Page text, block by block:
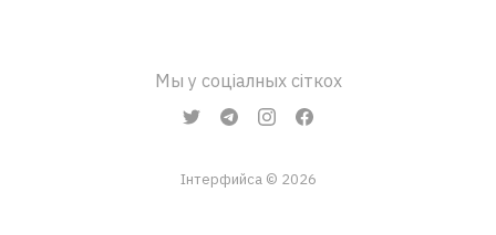
Мы у соціалных сіткох
Інтерфийса © 2026